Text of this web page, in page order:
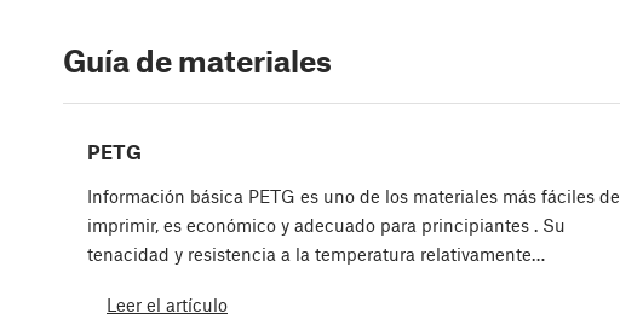
Guía de materiales
PETG
Información básica PETG es uno de los materiales más fáciles de
imprimir, es económico y adecuado para principiantes . Su
tenacidad y resistencia a la temperatura relativamente…
Leer el artículo